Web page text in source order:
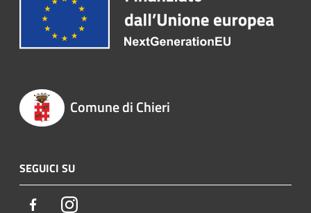
Comune di Chieri
SEGUICI SU
FacebookInstagram